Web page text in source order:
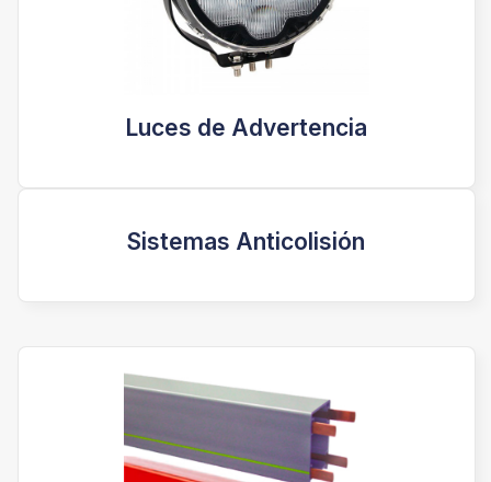
Luces de Advertencia
Sistemas Anticolisión